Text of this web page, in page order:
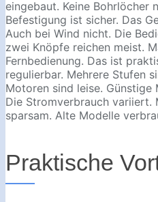
eingebaut. Keine Bohrlöcher
Befestigung ist sicher. Das
Auch bei Wind nicht. Die
zwei Knöpfe reichen meist.
Fernbedienung. Das ist
regulierbar. Mehrere Stufen
Motoren sind leise. Günstige
Die Stromverbrauch variiert.
sparsam. Alte Modelle
Praktische